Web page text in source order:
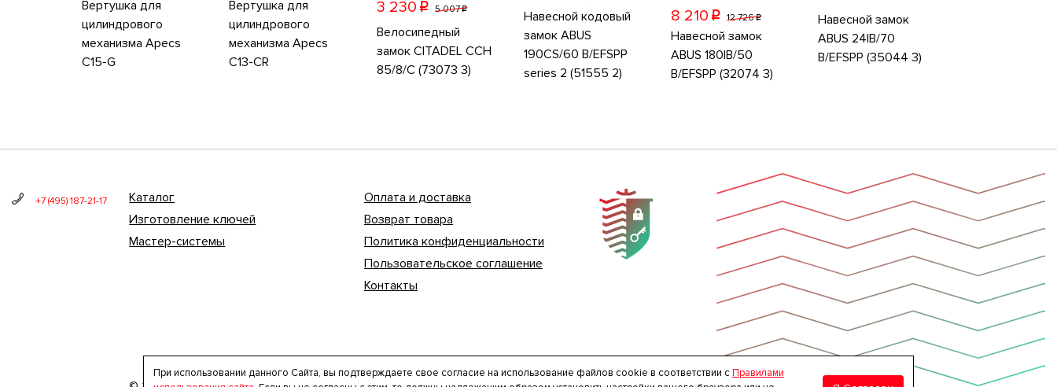
При использовании данного Сайта, вы подтверждаете свое согласие на использование файлов cookie в соответствии сПравилами
Вертушка для
цилиндрового
механизма Apecs
C15-G
Вертушка для
цилиндрового
механизма Apecs
C13-CR
3 230 p 5 007p
Велосипедный
замок CITADEL CCH
85/8/C (73073 3)
Навесной кодовый
замок ABUS
190CS/60 B/EFSPP
series 2 (51555 2)
8 210 p 12 726p
Навесной замок
ABUS 180IB/50
B/EFSPP (32074 3)
Навесной замок
ABUS 24IB/70
B/EFSPP (35044 3)
+7 (495) 187-21-17
Каталог
Изготовление ключей
Мастер-системы
Оплата и доставка
Возврат товара
Политика конфиденциальности
Пользовательское соглашение
Контакты